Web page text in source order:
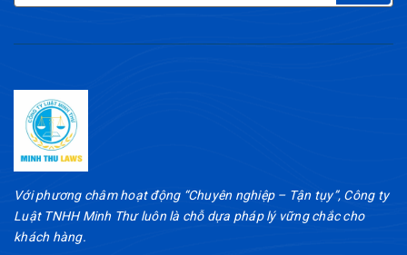
Với phương châm hoạt động “Chuyên nghiệp – Tận tụy”, Công ty
Luật TNHH Minh Thư luôn là chỗ dựa pháp lý vững chắc cho
khách hàng.